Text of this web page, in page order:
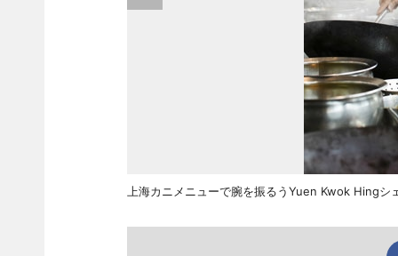
上海カニメニューで腕を振るうYuen Kwok Hingシ